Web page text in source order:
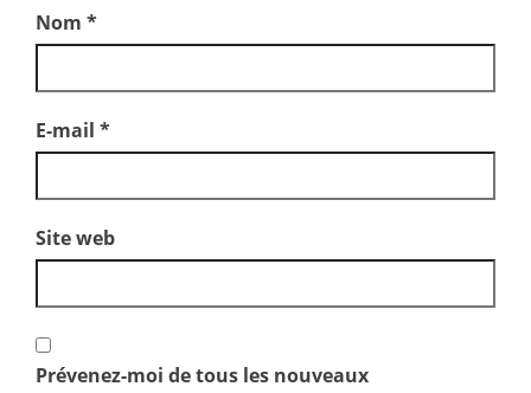
Nom *
E-mail *
Site web
Prévenez-moi de tous les nouveaux